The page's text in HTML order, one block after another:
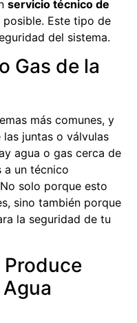
servicio técnico de
posible. Este tipo de
del sistema.
Gas de la
más comunes, y
juntas o válvulas
agua o gas cerca de
a un técnico
solo porque esto
sino también porque
la seguridad de tu
Produce